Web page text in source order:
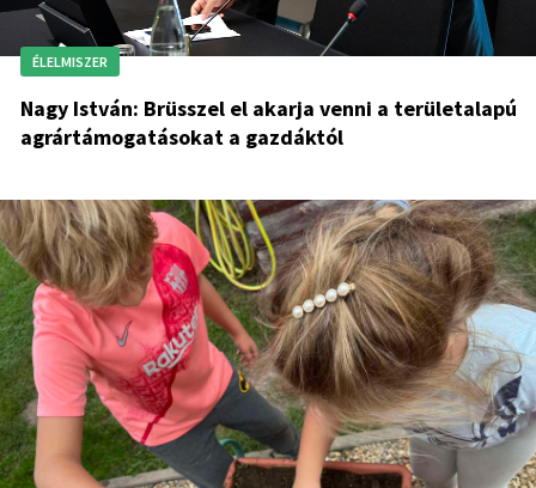
ÉLELMISZER
Nagy István: Brüsszel el akarja venni a területalapú
agrártámogatásokat a gazdáktól